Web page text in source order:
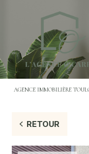
AGENCE IMMOBILIÈRE
RETOUR